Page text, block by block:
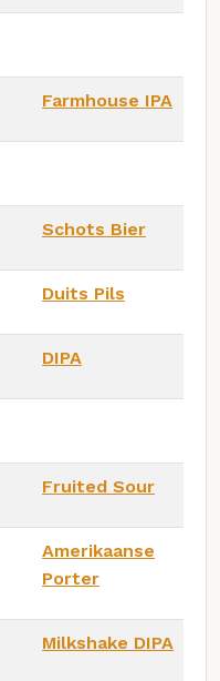
Farmhouse IPA
Schots Bier
Duits Pils
DIPA
Fruited Sour
Amerikaanse
Porter
Milkshake DIPA